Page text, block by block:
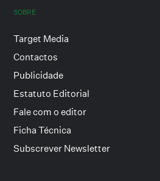
SOBRE
Target Media
Contactos
Publicidade
Estatuto Editorial
Fale com o editor
Ficha Técnica
Subscrever Newsletter